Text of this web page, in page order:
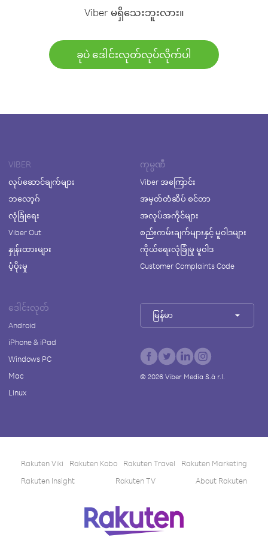
Viber မရှိသေးဘူးလား။
ခုပဲ ဒေါင်းလုတ်လုပ်လိုက်ပါ
VIBER
လုပ်ဆောင်ချက်များ
ဘလော့ဂ်
လုံခြုံရေး
Viber Out
နှုန်းထားများ
ပံ့ပိုးမှု
ကုမ္ပဏီ
Viber အကြောင်း
အမှတ်တံဆိပ် စင်တာ
အလုပ်အကိုင်များ
စည်းကမ်းချက်များနှင့် မူဝါဒများ
ကိုယ်ရေးလုံခြုံမှု မူဝါဒ
Customer Complaints Code
ဒေါင်းလုတ်
Android
iPhone & iPad
Windows PC
Mac
Linux
မြန်မာ
© 2026Viber Media S.à r.l.
Rakuten Viki Rakuten Kobo Rakuten Travel
Rakuten Marketing
Rakuten Insight
Rakuten TV About Rakuten